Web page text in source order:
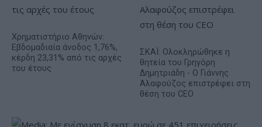
Χρηματιστήριο Αθηνών:
Εβδομαδιαία άνοδος 1,76%,
κέρδη 23,31% από τις αρχές
του έτους
ΣΚΑΪ: Ολοκληρώθηκε η
θητεία του Γρηγόρη
Δημητριάδη - Ο Γιάννης
Αλαφούζος επιστρέφει στη
θέση του CEO